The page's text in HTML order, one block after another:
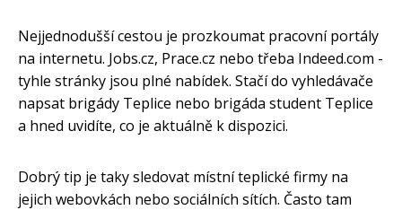
Nejjednodušší cestou je prozkoumat pracovní portály
na internetu. Jobs.cz, Prace.cz nebo třeba Indeed.com -
tyhle stránky jsou plné nabídek. Stačí do vyhledávače
napsat brigády Teplice nebo brigáda student Teplice
a hned uvidíte, co je aktuálně k dispozici.
Dobrý tip je taky sledovat místní teplické firmy na
jejich webovkách nebo sociálních sítích. Často tam